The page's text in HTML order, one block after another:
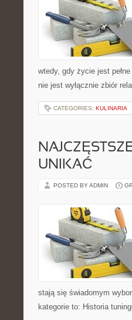
wtedy, gdy życie jest
nie jest wyłącznie zbiór
CATEGORIES: KULINARIA
UNIKAĆ
POSTED BY ADMIN
stają się świadomym
kategorie to: Historia